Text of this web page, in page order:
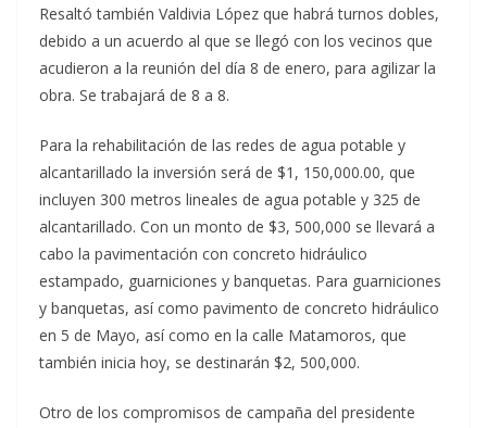
Resaltó también Valdivia López que habrá turnos dobles,
debido a un acuerdo al que se llegó con los vecinos que
acudieron a la reunión del día 8 de enero, para agilizar la
obra. Se trabajará de 8 a 8.
Para la rehabilitación de las redes de agua potable y
alcantarillado la inversión será de $1, 150,000.00, que
incluyen 300 metros lineales de agua potable y 325 de
alcantarillado. Con un monto de $3, 500,000 se llevará a
cabo la pavimentación con concreto hidráulico
estampado, guarniciones y banquetas. Para guarniciones
y banquetas, así como pavimento de concreto hidráulico
en 5 de Mayo, así como en la calle Matamoros, que
también inicia hoy, se destinarán $2, 500,000.
Otro de los compromisos de campaña del presidente